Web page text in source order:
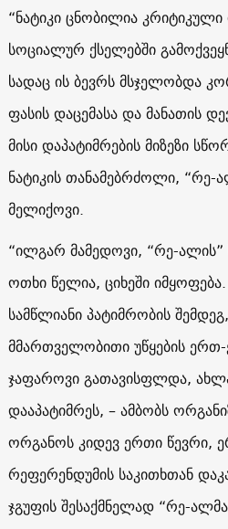
“ნატიკი ცნობილია
სოციალურ ქსელებში
სადაც ის ბევრს მსჯელობდა
ფასის დაცემასა და მანათის
მისი დაპატიმრების მიზეზი
ნატიკის თანამებრძოლი, “რე-
მელიქოვი.
“ილგარ მამედოვი, “რე-
ოთხი წელია, ციხეში
სამწლიანი პატიმრობის
მმართველობითი უწყების
ჯაფაროვი გათავისფლდა,
დააპატიმრეს, – ამბობს
ორგანოს კიდევ ერთი წევრი,
რეფერენდუმის საკითხთან
ჯგუფის შესაქმნელად “რე-